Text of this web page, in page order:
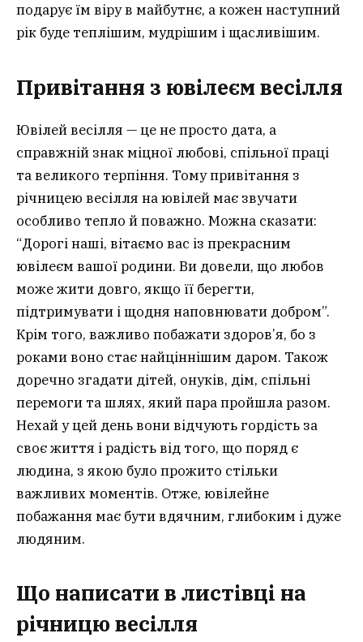
подарує їм віру в майбутнє, а кожен наступний
рік буде теплішим, мудрішим і щасливішим.
Привітання з ювілеєм весілля
Ювілей весілля — це не просто дата, а
справжній знак міцної любові, спільної праці
та великого терпіння. Тому привітання з
річницею весілля на ювілей має звучати
особливо тепло й поважно. Можна сказати:
“Дорогі наші, вітаємо вас із прекрасним
ювілеєм вашої родини. Ви довели, що любов
може жити довго, якщо її берегти,
підтримувати і щодня наповнювати добром”.
Крім того, важливо побажати здоров’я, бо з
роками воно стає найціннішим даром. Також
доречно згадати дітей, онуків, дім, спільні
перемоги та шлях, який пара пройшла разом.
Нехай у цей день вони відчують гордість за
своє життя і радість від того, що поряд є
людина, з якою було прожито стільки
важливих моментів. Отже, ювілейне
побажання має бути вдячним, глибоким і дуже
людяним.
Що написати в листівці на
річницю весілля